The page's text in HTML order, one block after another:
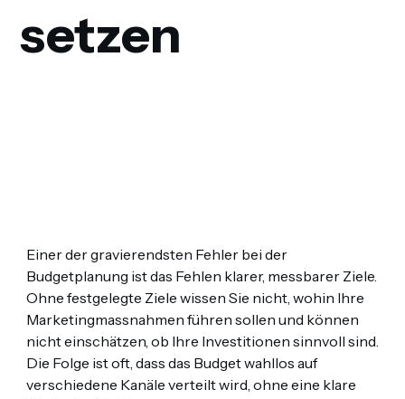
setzen
Einer der gravierendsten Fehler bei der
Budgetplanung ist das Fehlen klarer, messbarer Ziele.
Ohne festgelegte Ziele wissen Sie nicht, wohin Ihre
Marketingmassnahmen führen sollen und können
nicht einschätzen, ob Ihre Investitionen sinnvoll sind.
Die Folge ist oft, dass das Budget wahllos auf
verschiedene Kanäle verteilt wird, ohne eine klare